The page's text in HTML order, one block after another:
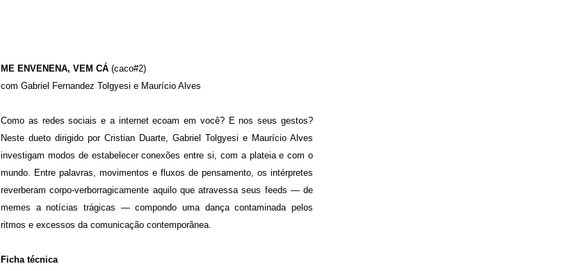
ME ENVENENA, VEM CÁ (caco#2)
com Gabriel Fernandez Tolgyesi e Maurício Alves
Como as redes sociais e a internet ecoam em você? E nos seus gestos?
Neste dueto dirigido por Cristian Duarte, Gabriel Tolgyesi e Maurício Alves
investigam modos de estabelecer conexões entre si, com a plateia e com o
mundo. Entre palavras, movimentos e fluxos de pensamento, os intérpretes
reverberam corpo-verborragicamente aquilo que atravessa seus feeds — de
memes a notícias trágicas — compondo uma dança contaminada pelos
ritmos e excessos da comunicação contemporânea.
Ficha técnica